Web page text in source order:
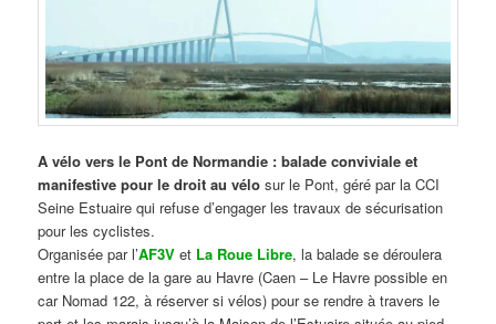
A vélo vers le Pont de Normandie : balade conviviale et
manifestive pour le droit au vélo sur le Pont, géré par la CCI
Seine Estuaire qui refuse d’engager les travaux de sécurisation
pour les cyclistes.
Organisée par l’AF3V et La Roue Libre, la balade se déroulera
entre la place de la gare au Havre (Caen – Le Havre possible en
car Nomad 122, à réserver si vélos) pour se rendre à travers le